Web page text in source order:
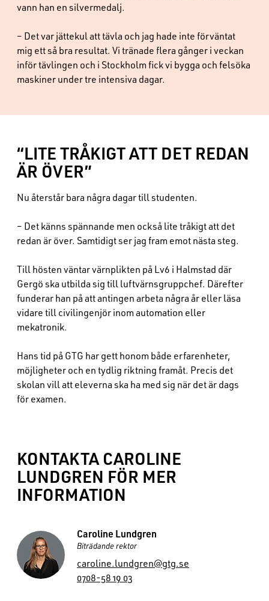
vann han en silvermedalj.
– Det var jättekul att tävla och jag hade inte förväntat
mig ett så bra resultat. Vi tränade flera gånger i veckan
inför tävlingen och i Stockholm fick vi bygga och felsöka
maskiner under tre intensiva dagar.
“LITE TRÅKIGT ATT DET REDAN
ÄR ÖVER”
Nu återstår bara några dagar till studenten.
– Det känns spännande men också lite tråkigt att det
redan är över. Samtidigt ser jag fram emot nästa steg.
Till hösten väntar värnplikten på Lv6 i Halmstad där
Gergö ska utbilda sig till luftvärnsgruppchef. Därefter
funderar han på att antingen arbeta några år eller läsa
vidare till civilingenjör inom automation eller
mekatronik.
Hans tid på GTG har gett honom både erfarenheter,
möjligheter och en tydlig riktning framåt. Precis det
skolan vill att eleverna ska ha med sig när det är dags
för examen.
KONTAKTA CAROLINE
LUNDGREN FÖR MER
INFORMATION
Namn:
Caroline Lundgren
Titel:
Biträdande rektor
E-post:
caroline.lundgren@gtg.se
Telefon:
0708-58 19 03